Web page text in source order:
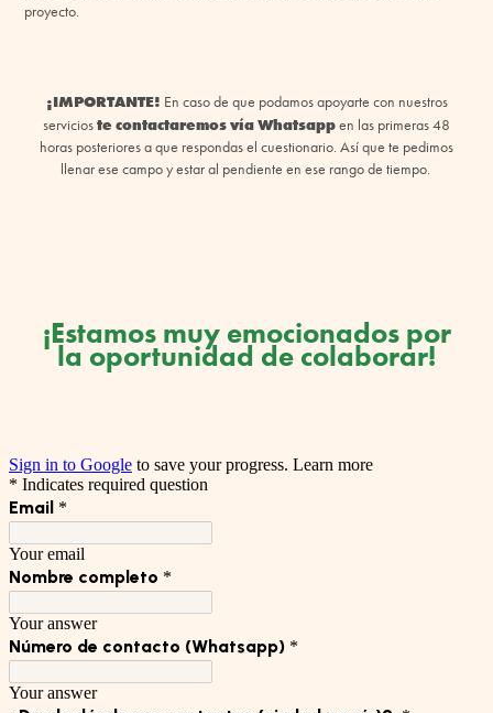
proyecto.
¡IMPORTANTE! En caso de que podamos apoyarte con nuestros
servicioste contactaremos vía Whatsappen las primeras 48
horas posteriores a que respondas el cuestionario. Así que te pedimos
llenar ese campo y estar al pendiente en ese rango de tiempo.
¡Estamos muy emocionados por
la oportunidad de colaborar!